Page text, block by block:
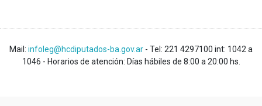
Mail: infoleg@hcdiputados-ba.gov.ar - Tel: 221 4297100 int: 1042 a
1046 - Horarios de atención: Días hábiles de 8:00 a 20:00 hs.